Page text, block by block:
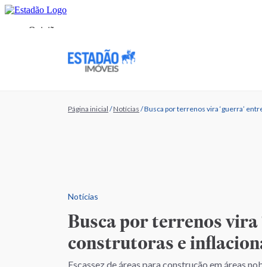
Página inicial /Notícias /Busca por terrenos vira ‘guerra’
Notícias
Busca por terrenos vira
construtoras e
Escassez de áreas para construção em áreas